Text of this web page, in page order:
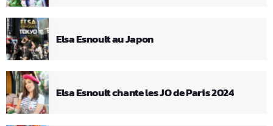
Elsa Esnoult au Japon
Elsa Esnoult chante les JO de Paris 2024